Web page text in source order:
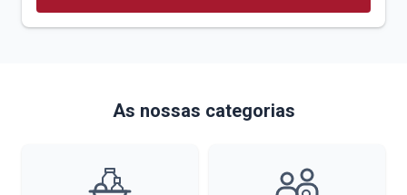
As nossas categorias